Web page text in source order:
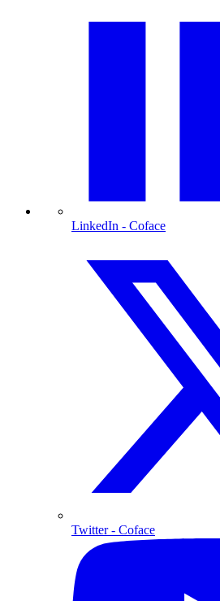
LinkedIn - Coface
Twitter- Coface